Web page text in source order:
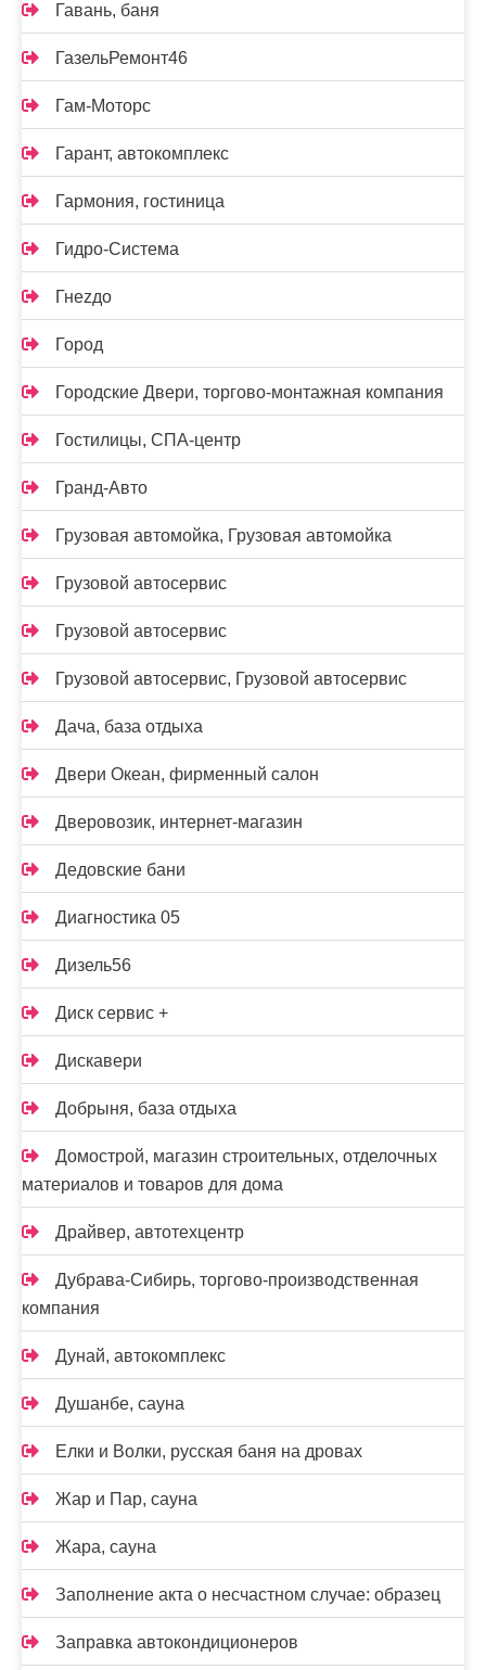
Гавань, баня
ГазельРемонт46
Гам-Моторс
Гарант, автокомплекс
Гармония, гостиница
Гидро-Система
Гнеzдо
Город
Городские Двери, торгово-монтажная компания
Гостилицы, СПА-центр
Гранд-Авто
Грузовая автомойка, Грузовая автомойка
Грузовой автосервис
Грузовой автосервис
Грузовой автосервис, Грузовой автосервис
Дача, база отдыха
Двери Океан, фирменный салон
Дверовозик, интернет-магазин
Дедовские бани
Диагностика 05
Дизель56
Диск сервис +
Дискавери
Добрыня, база отдыха
Домострой, магазин строительных, отделочных
материалов и товаров для дома
Драйвер, автотехцентр
Дубрава-Сибирь, торгово-производственная
компания
Дунай, автокомплекс
Душанбе, сауна
Елки и Волки, русская баня на дровах
Жар и Пар, сауна
Жара, сауна
Заполнение акта о несчастном случае: образец
Заправка автокондиционеров